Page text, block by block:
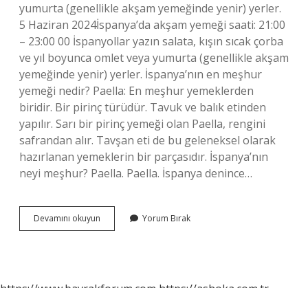
yumurta (genellikle akşam yemeğinde yenir) yerler.
5 Haziran 2024İspanya’da akşam yemeği saati: 21:00
– 23:00 00 İspanyollar yazın salata, kışın sıcak çorba
ve yıl boyunca omlet veya yumurta (genellikle akşam
yemeğinde yenir) yerler. İspanya’nın en meşhur
yemeği nedir? Paella: En meşhur yemeklerden
biridir. Bir pirinç türüdür. Tavuk ve balık etinden
yapılır. Sarı bir pirinç yemeği olan Paella, rengini
safrandan alır. Tavşan eti de bu geleneksel olarak
hazırlanan yemeklerin bir parçasıdır. İspanya’nın
neyi meşhur? Paella. Paella. İspanya denince…
Devamını okuyun Ispanyada
Sabah
Yorum Bırak